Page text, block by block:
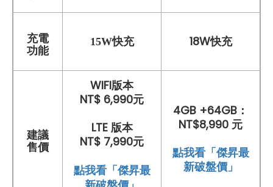
充電
功能
15W快充 18W快充
建議
售價
WIFI版本
NT$ 6,990元
LTE 版本
NT$ 7,990元
點我看「傑昇最
4GB +64GB：
NT$8,990 元
點我看「傑昇最
新破盤價」